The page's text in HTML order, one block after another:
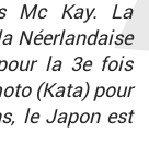
Mc Kay. La
Néerlandaise
la 3e fois
(Kata) pour
le Japon est